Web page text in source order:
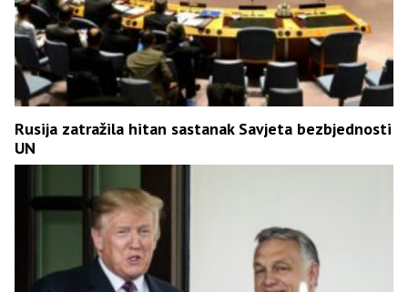
Rusija zatražila hitan sastanak Savjeta bezbjednosti
UN